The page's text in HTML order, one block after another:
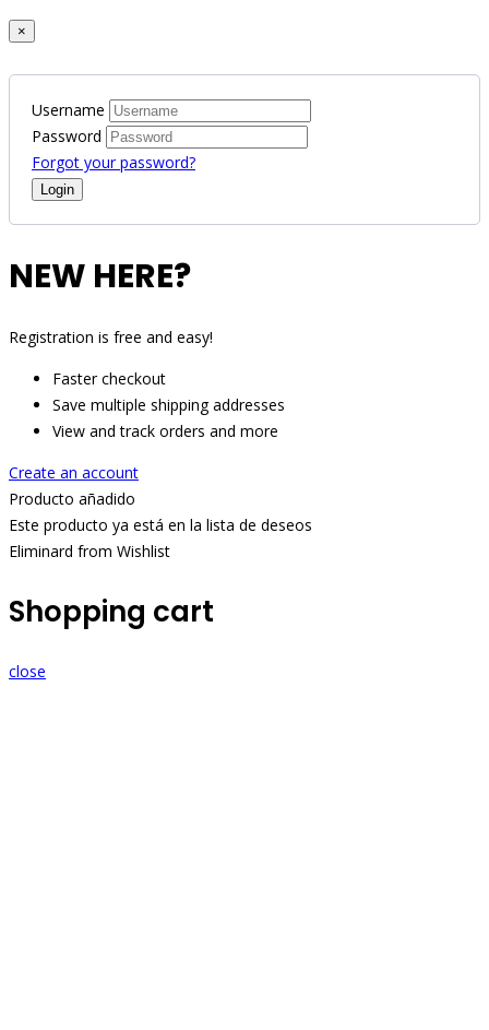
×
Username
Password
Forgot your password?
NEW HERE?
Registration is free and easy!
Faster checkout
Save multiple shipping addresses
View and track orders and more
Create an account
Producto añadido
Este producto ya está en la lista de deseos
Eliminard from Wishlist
Shopping cart
close